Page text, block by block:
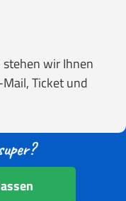
wir Ihnen
Ticket und